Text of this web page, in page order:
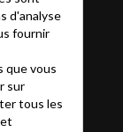
d'analyse
fournir
que vous
sur
tous les